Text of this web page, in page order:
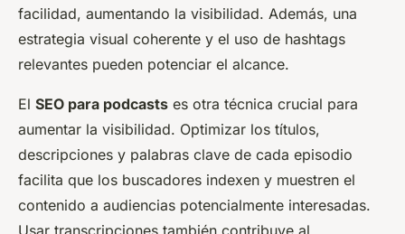
facilidad, aumentando la visibilidad. Además, una
estrategia visual coherente y el uso de hashtags
relevantes pueden potenciar el alcance.
El SEO para podcasts es otra técnica crucial para
aumentar la visibilidad. Optimizar los títulos,
descripciones y palabras clave de cada episodio
facilita que los buscadores indexen y muestren el
contenido a audiencias potencialmente interesadas.